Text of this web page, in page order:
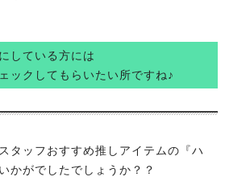
にしている方には
ックしてもらいたい所ですね♪
タッフおすすめ推しアイテムの『ハ
かがでしたでしょうか？？